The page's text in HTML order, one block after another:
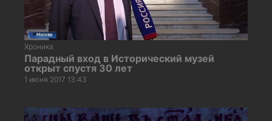
Хроника
Парадный вход в Исторический музей
открыт спустя 30 лет
1 июня 2017 13:43